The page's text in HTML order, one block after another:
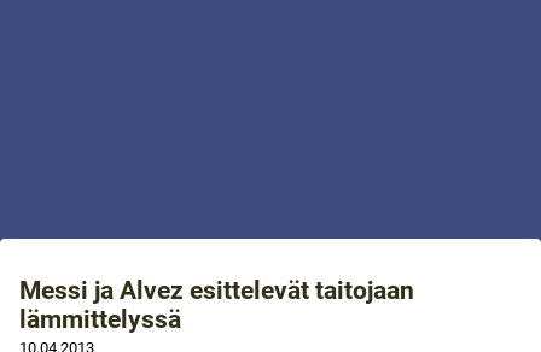
Messi ja Alvez esittelevät taitojaan
lämmittelyssä
10.04.2013